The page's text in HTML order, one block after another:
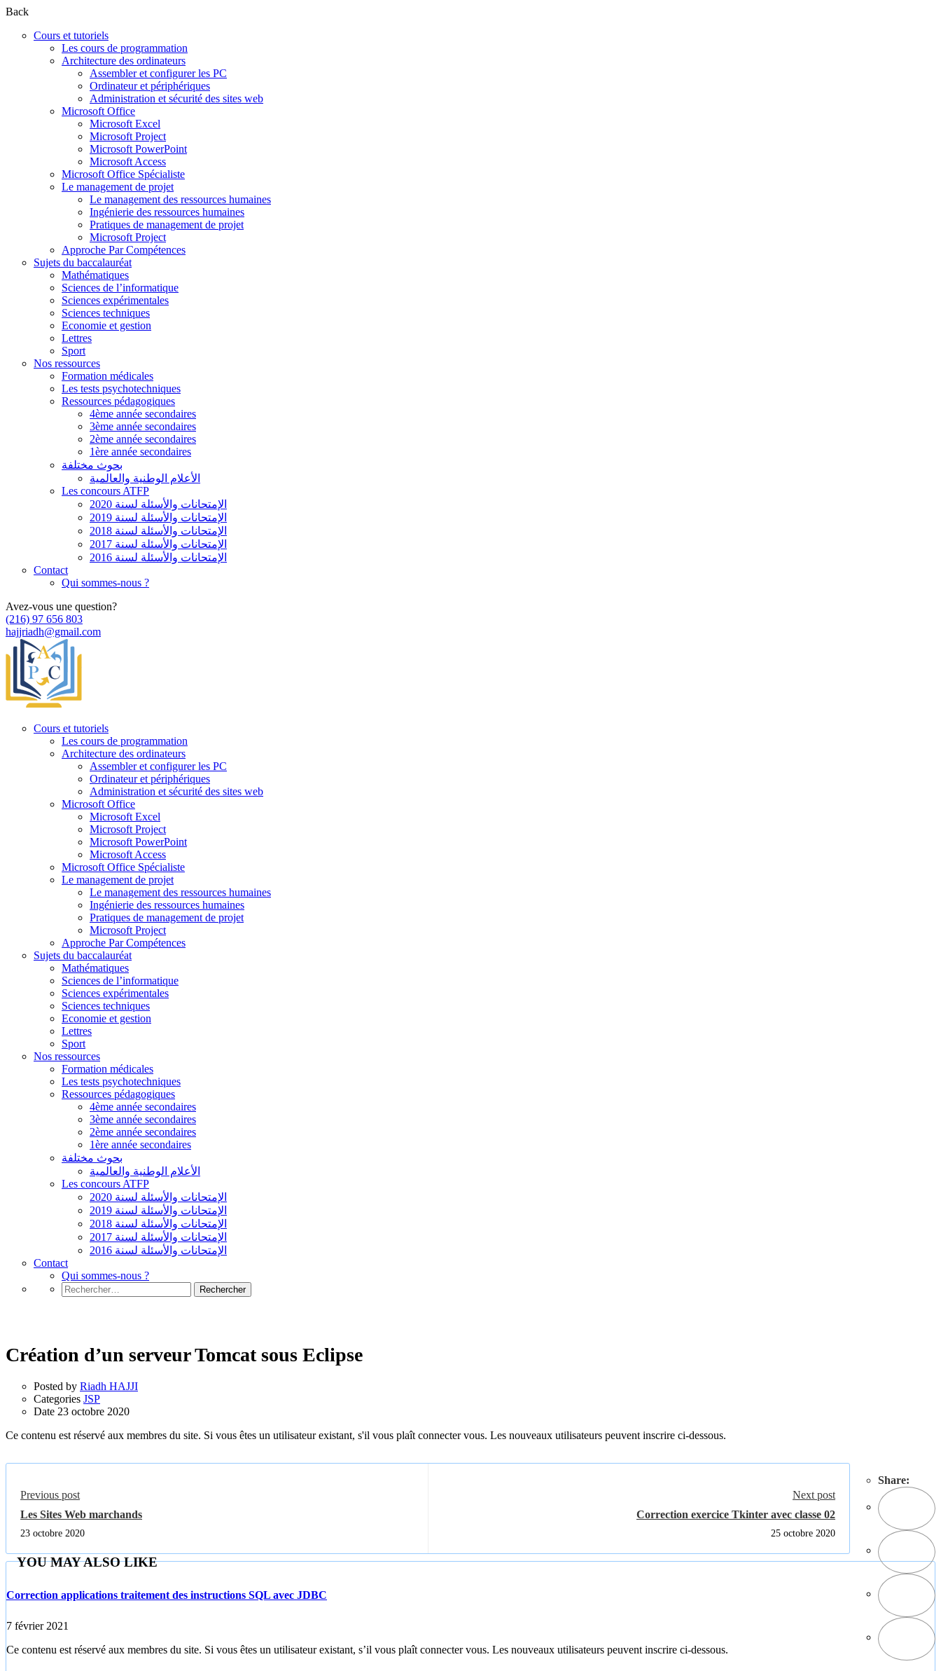
Back
Cours et tutoriels
Les cours de programmation
Architecture des ordinateurs
Assembler et configurer les PC
Ordinateur et périphériques
Administration et sécurité des sites web
Microsoft Office
Microsoft Excel
Microsoft Project
Microsoft PowerPoint
Microsoft Access
Microsoft Office Spécialiste
Le management de projet
Le management des ressources humaines
Ingénierie des ressources humaines
Pratiques de management de projet
Microsoft Project
Approche Par Compétences
Sujets du baccalauréat
Mathématiques
Sciences de l’informatique
Sciences expérimentales
Sciences techniques
Economie et gestion
Lettres
Sport
Nos ressources
Formation médicales
Les tests psychotechniques
Ressources pédagogiques
4ème année secondaires
3ème année secondaires
2ème année secondaires
1ère année secondaires
بحوث مختلفة
الأعلام الوطنية والعالمية
Les concours ATFP
الإمتحانات والأسئلة لسنة 2020
الإمتحانات والأسئلة لسنة 2019
الإمتحانات والأسئلة لسنة 2018
الإمتحانات والأسئلة لسنة 2017
الإمتحانات والأسئلة لسنة 2016
Contact
Qui sommes-nous ?
Avez-vous une question?
(216) 97 656 803
hajjriadh@gmail.com
Cours et tutoriels
Les cours de programmation
Architecture des ordinateurs
Assembler et configurer les PC
Ordinateur et périphériques
Administration et sécurité des sites web
Microsoft Office
Microsoft Excel
Microsoft Project
Microsoft PowerPoint
Microsoft Access
Microsoft Office Spécialiste
Le management de projet
Le management des ressources humaines
Ingénierie des ressources humaines
Pratiques de management de projet
Microsoft Project
Approche Par Compétences
Sujets du baccalauréat
Mathématiques
Sciences de l’informatique
Sciences expérimentales
Sciences techniques
Economie et gestion
Lettres
Sport
Nos ressources
Formation médicales
Les tests psychotechniques
Ressources pédagogiques
4ème année secondaires
3ème année secondaires
2ème année secondaires
1ère année secondaires
بحوث مختلفة
الأعلام الوطنية والعالمية
Les concours ATFP
الإمتحانات والأسئلة لسنة 2020
الإمتحانات والأسئلة لسنة 2019
الإمتحانات والأسئلة لسنة 2018
الإمتحانات والأسئلة لسنة 2017
الإمتحانات والأسئلة لسنة 2016
Contact
Qui sommes-nous ?
Rechercher :
Création d’un serveur Tomcat sous Eclipse
Posted by Riadh HAJJI
Categories JSP
Date 23 octobre 2020
Ce contenu est réservé aux membres du site. Si vous êtes un utilisateur existant, s'il vous plaît connecter vous. Les nouveaux utilisateurs peuvent inscrire ci-dessous.
Share:
Previous post
Les Sites Web marchands
23 octobre 2020
Next post
Correction exercice Tkinter avec classe 02
25 octobre 2020
YOU MAY ALSO LIKE
Correction applications traitement des instructions SQL avec JDBC
7 février 2021
Ce contenu est réservé aux membres du site. Si vous êtes un utilisateur existant, s’il vous plaît connecter vous. Les nouveaux utilisateurs peuvent inscrire ci-dessous.